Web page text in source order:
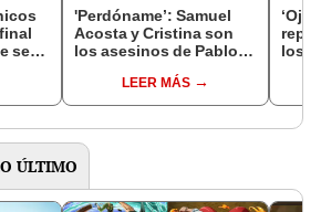
se
'Perdóname’: Samuel
Acosta y Cristina son
los asesinos de Pablo
telenovelaLEER MÁS
los
ÚLTIMO